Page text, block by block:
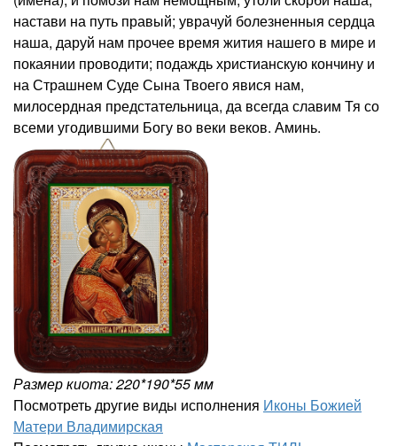
настави на путь правый; уврачуй болезненныя сердца
наша, даруй нам прочее время жития нашего в мире и
покаянии проводити; подаждь христианскую кончину и
на Страшнем Суде Сына Твоего явися нам,
милосердная предстательница, да всегда славим Тя со
всеми угодившими Богу во веки веков. Аминь.
Размер киота: 220*190*55 мм
Посмотреть другие виды исполнения Иконы Божией
Матери Владимирская